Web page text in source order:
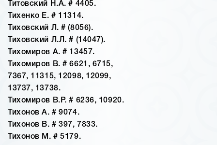
Титовский Н.А. # 4405.
Тихенко Е. # 11314.
Тиховский Л. # (8056).
Тиховский Л.Л. # (14047).
Тихомиров А. # 13457.
Тихомиров В. # 6621, 6715,
7367, 11315, 12098, 12099,
13737, 13738.
Тихомиров В.Р. # 6236, 10920.
Тихонов А. # 9074.
Тихонов В. # 397, 7833.
Тихонов М. # 5179.